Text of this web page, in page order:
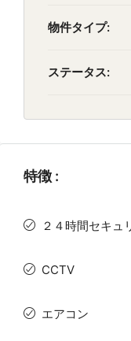
物件タイプ:
ステータス:
特徴 :
２４時間セキュ
CCTV
エアコン